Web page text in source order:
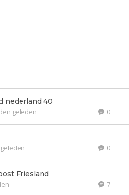
nederland 40
geleden 0
0
Friesland
7